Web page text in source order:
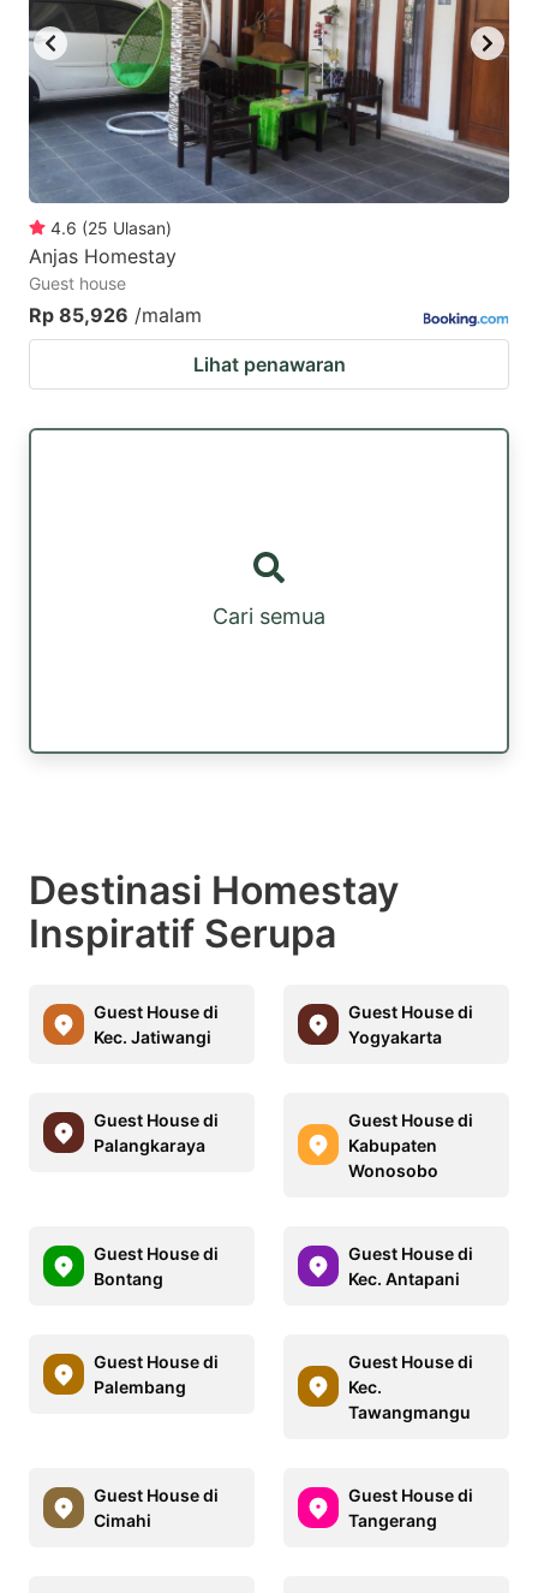
4.6 (25 Ulasan)
Anjas Homestay
Guest house
Rp 85,926 /malam
Lihat penawaran
Cari semua
Destinasi Homestay
Inspiratif Serupa
Guest House di
Kec. Jatiwangi
Guest House di
Yogyakarta
Guest House di
Palangkaraya
Guest House di
Kabupaten
Wonosobo
Guest House di
Bontang
Guest House di
Kec. Antapani
Guest House di
Palembang
Guest House di
Kec.
Tawangmangu
Guest House di
Cimahi
Guest House di
Tangerang